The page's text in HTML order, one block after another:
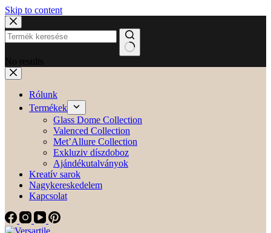
Skip to content
No results
Rólunk
Termékek
Glass Dome Collection
Valenced Collection
Met’Allure Collection
Exkluziv díszdoboz
Ajándékutalványok
Kreatív sarok
Nagykereskedelem
Kapcsolat